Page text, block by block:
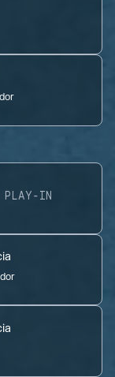
PLAY-IN